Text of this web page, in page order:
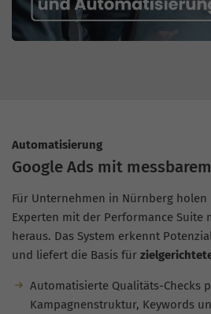
Automatisierung
Google Ads mit
Für Unternehmen in Nürnberg holen
Experten mit der Performance Suite
heraus. Das System erkennt
und liefert die Basis für
Automatisierte Qualitäts-Checks
Kampagnenstruktur, Keywords